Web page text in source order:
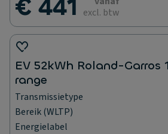
€ 441 excl. btw
EV 52kWh Roland-Garros
range
Transmissietype
Bereik (WLTP)
Energielabel